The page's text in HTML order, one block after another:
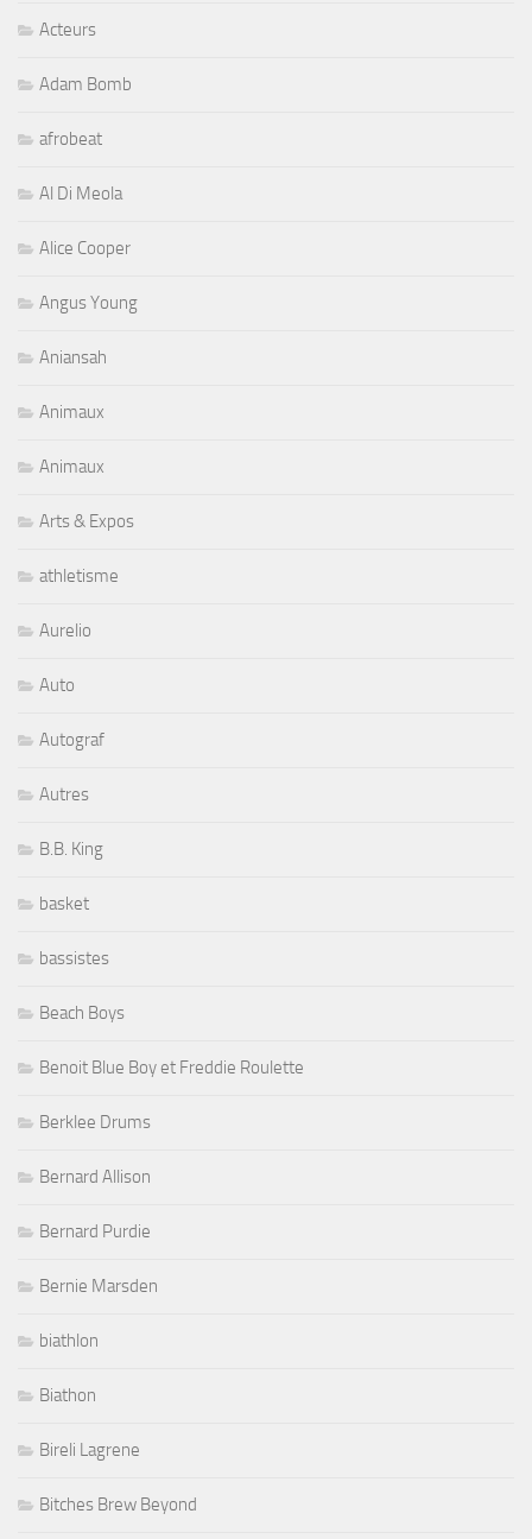
Acteurs
Adam Bomb
afrobeat
Al Di Meola
Alice Cooper
Angus Young
Aniansah
Animaux
Animaux
Arts & Expos
athletisme
Aurelio
Auto
Autograf
Autres
B.B. King
basket
bassistes
Beach Boys
Benoit Blue Boy et Freddie Roulette
Berklee Drums
Bernard Allison
Bernard Purdie
Bernie Marsden
biathlon
Biathon
Bireli Lagrene
Bitches Brew Beyond